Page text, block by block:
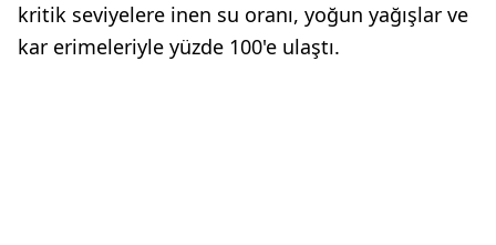
kritik seviyelere inen su oranı, yoğun yağışlar ve
kar erimeleriyle yüzde 100'e ulaştı.